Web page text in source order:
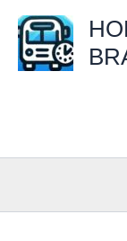
para